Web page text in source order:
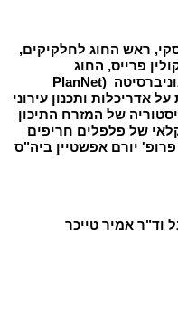
ראש החוג לחלקיקים,
פרייס, החוג
(PlanNet
אדריכלות ותכנון עירוני
של המזרח התיכון
של פלפלים חריפים
פרופ' יורם אפשטיין ביה"ס
וד"ר אמיר טייכר